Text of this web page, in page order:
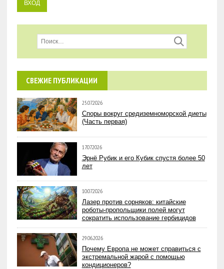
СВЕЖИЕ ПУБЛИКАЦИИ
25.07.2026
Споры вокруг средиземноморской диеты
(Часть первая)
17.07.2026
Эрнё Рубик и его Кубик спустя более 50
лет
10.07.2026
Лазер против сорняков: китайские
роботы-пропольщики полей могут
сократить использование гербицидов
29.06.2026
Почему Европа не может справиться с
экстремальной жарой с помощью
кондиционеров?